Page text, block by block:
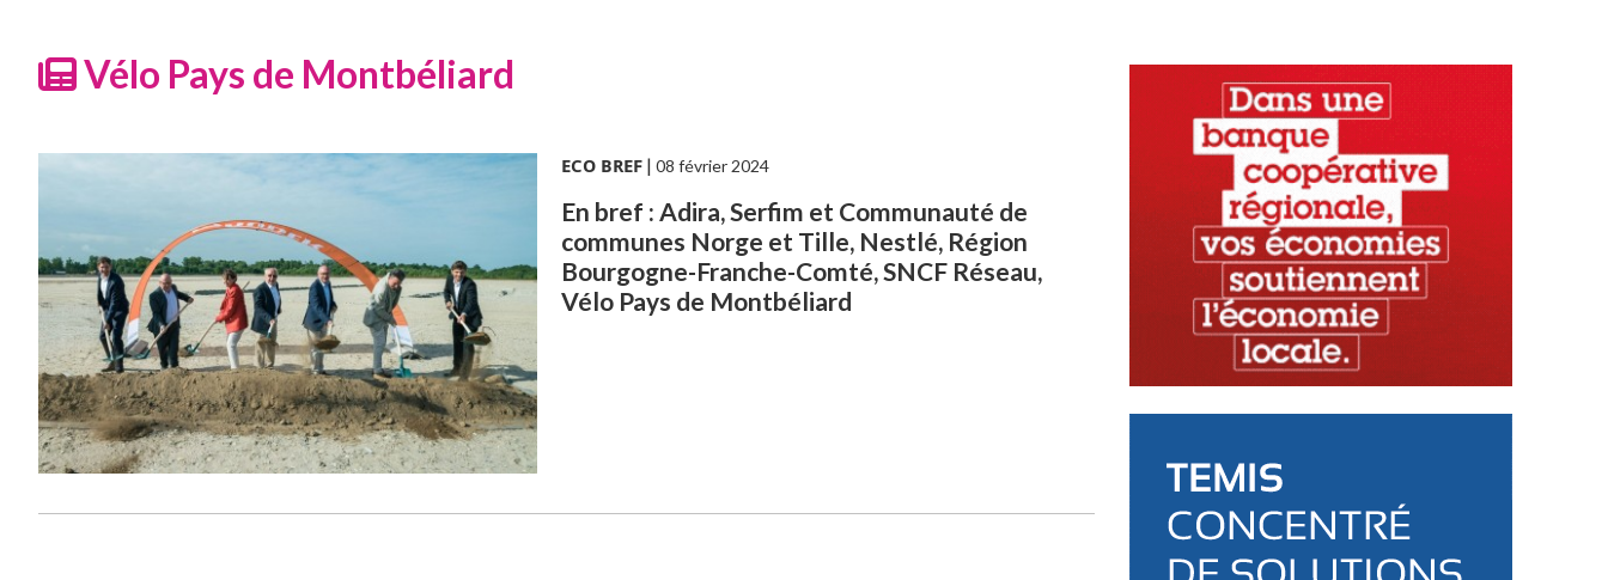
Vélo Pays de Montbéliard
ECO BREF| 08 février 2024
En bref : Adira, Serfim et Communauté de
communes Norge et Tille, Nestlé, Région
Bourgogne-Franche-Comté, SNCF Réseau,
Vélo Pays de Montbéliard